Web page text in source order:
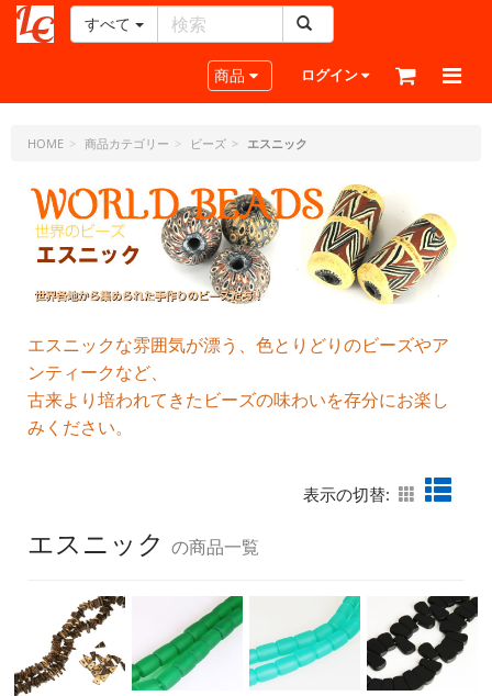
ー
ラ
ト・
ッ
ト・
ピ
ー
すべて
Toggle navigation
商品 ログイン
HOME 商品カテゴリー ビーズ エスニック
エスニックな雰囲気が漂う、色とりどりのビーズやア
ンティークなど、
古来より培われてきたビーズの味わいを存分にお楽し
みください。
表示の切替:
エスニック の商品一覧